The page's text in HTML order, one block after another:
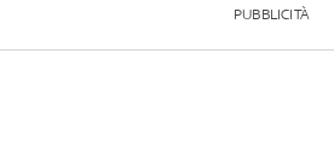
PUBBLICITÀ